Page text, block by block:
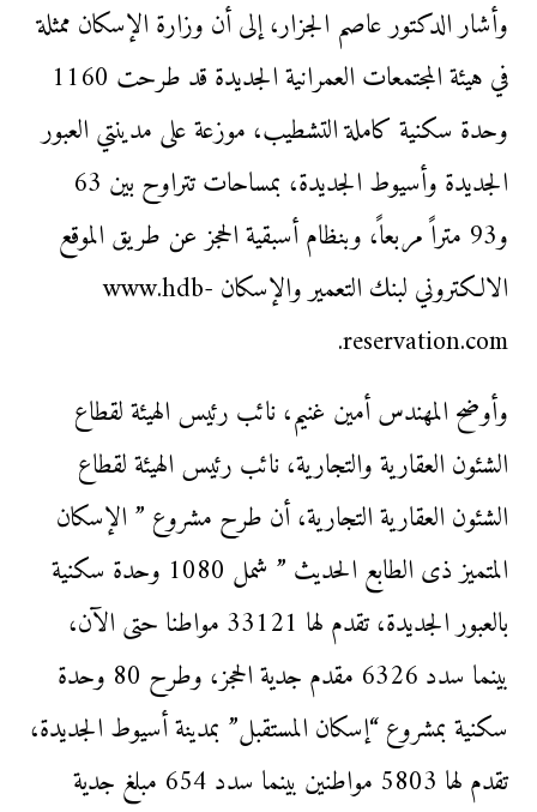
وأشار الدكتور عاصم الجزار، إلى أن وزارة الإسكان ممثلة
في هيئة المجتمعات العمرانية الجديدة قد طرحت 1160
وحدة سكنية كاملة التشطيب، موزعة على مدينتي العبور
الجديدة وأسيوط الجديدة، بمساحات تتراوح بين 63
و93 متراً مربعاً، وبنظام أسبقية الحجز عن طريق الموقع
الالكتروني لبنك التعمير والإسكان www.hdb-
reservation.com.
وأوضح المهندس أمين غنيم، نائب رئيس الهيئة لقطاع
الشئون العقارية والتجارية، نائب رئيس الهيئة لقطاع
الشئون العقارية التجارية، أن طرح مشروع ” الإسكان
المتميز ذى الطابع الحديث ” شمل 1080 وحدة سكنية
بالعبور الجديدة، تقدم لها 33121 مواطنا حتى الآن،
بينما سدد 6326 مقدم جدية الحجز، وطرح 80 وحدة
سكنية بمشروع “إسكان المستقبل” بمدينة أسيوط الجديدة،
تقدم لها 5803 مواطنين بينما سدد 654 مبلغ جدية